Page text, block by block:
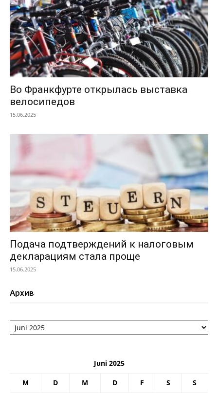
Во Франкфурте открылась выставка
велосипедов
15.06.2025
Подача подтверждений к налоговым
декларациям стала проще
15.06.2025
Архив
Архив
Juni 2025
M D M D F S S